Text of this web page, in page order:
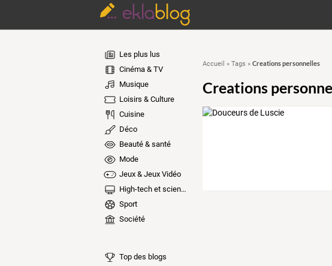
Les plus lus
Cinéma & TV
Musique
Loisirs & Culture
Cuisine
Déco
Beauté & santé
Mode
Jeux & Jeux Vidéo
High-tech et sciences
Sport
Société
Top des blogs
Accueil » Tags » Creations personnelles
Creations